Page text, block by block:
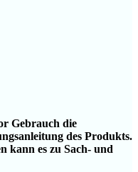
Gebrauch die
des Produkts.
kann es zu Sach- und